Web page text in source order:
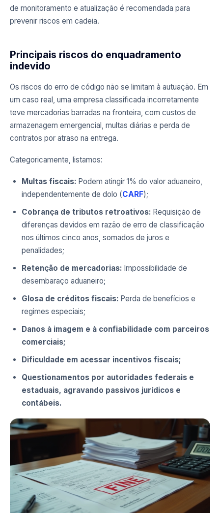
de monitoramento e atualização é recomendada para
prevenir riscos em cadeia.
Principais riscos do enquadramento
indevido
Os riscos do erro de código não se limitam à autuação. Em
um caso real, uma empresa classificada incorretamente
teve mercadorias barradas na fronteira, com custos de
armazenagem emergencial, multas diárias e perda de
contratos por atraso na entrega.
Categoricamente, listamos:
Multas fiscais: Podem atingir 1% do valor aduaneiro,
independentemente de dolo (CARF);
Cobrança de tributos retroativos: Requisição de
diferenças devidos em razão de erro de classificação
nos últimos cinco anos, somados de juros e
penalidades;
Retenção de mercadorias: Impossibilidade de
desembaraço aduaneiro;
Glosa de créditos fiscais: Perda de benefícios e
regimes especiais;
Danos à imagem e à confiabilidade com parceiros
comerciais;
Dificuldade em acessar incentivos fiscais;
Questionamentos por autoridades federais e
estaduais, agravando passivos jurídicos e
contábeis.